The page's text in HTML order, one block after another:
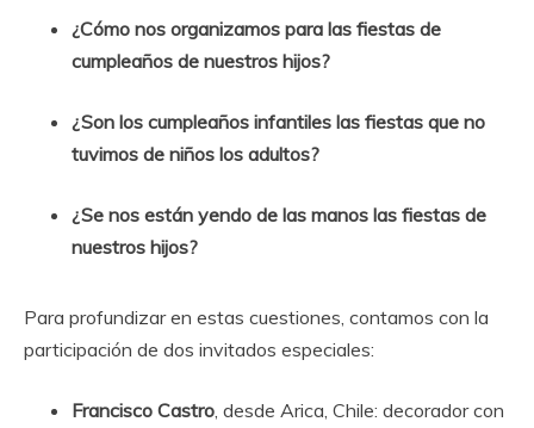
¿Cómo nos organizamos para las fiestas de
cumpleaños de nuestros hijos?
¿Son los cumpleaños infantiles las fiestas que no
tuvimos de niños los adultos?
¿Se nos están yendo de las manos las fiestas de
nuestros hijos?
Para profundizar en estas cuestiones, contamos con la
participación de dos invitados especiales:
Francisco Castro, desde Arica, Chile: decorador con